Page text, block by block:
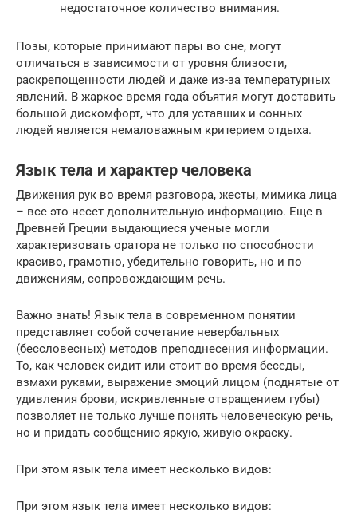
недостаточное количество внимания.
Позы, которые принимают пары во сне, могут
отличаться в зависимости от уровня близости,
раскрепощенности людей и даже из-за температурных
явлений. В жаркое время года объятия могут доставить
большой дискомфорт, что для уставших и сонных
людей является немаловажным критерием отдыха.
Язык тела и характер человека
Движения рук во время разговора, жесты, мимика лица
– все это несет дополнительную информацию. Еще в
Древней Греции выдающиеся ученые могли
характеризовать оратора не только по способности
красиво, грамотно, убедительно говорить, но и по
движениям, сопровождающим речь.
Важно знать! Язык тела в современном понятии
представляет собой сочетание невербальных
(бессловесных) методов преподнесения информации.
То, как человек сидит или стоит во время беседы,
взмахи руками, выражение эмоций лицом (поднятые от
удивления брови, искривленные отвращением губы)
позволяет не только лучше понять человеческую речь,
но и придать сообщению яркую, живую окраску.
При этом язык тела имеет несколько видов:
При этом язык тела имеет несколько видов: